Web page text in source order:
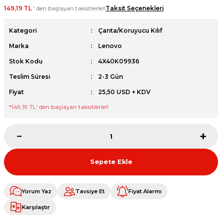
149,19 TL ' den başlayan taksitlerle!!Taksit Seçenekleri
Kategori Çanta/Koruyucu Kılıf
Marka Lenovo
Stok Kodu 4X40K09936
Teslim Süresi 2-3 Gün
Fiyat
25,50 USD + KDV
*149,19 TL' den başlayan taksitlerle!!
Sepete Ekle
Yorum Yaz Tavsiye Et Fiyat Alarmı
Karşılaştır